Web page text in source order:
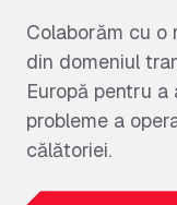
Colaborăm cu o
din domeniul
Europă pentru
probleme a
călătoriei.